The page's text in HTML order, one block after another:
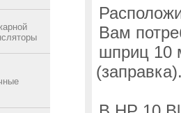
Вам
шприц 10
(заправка